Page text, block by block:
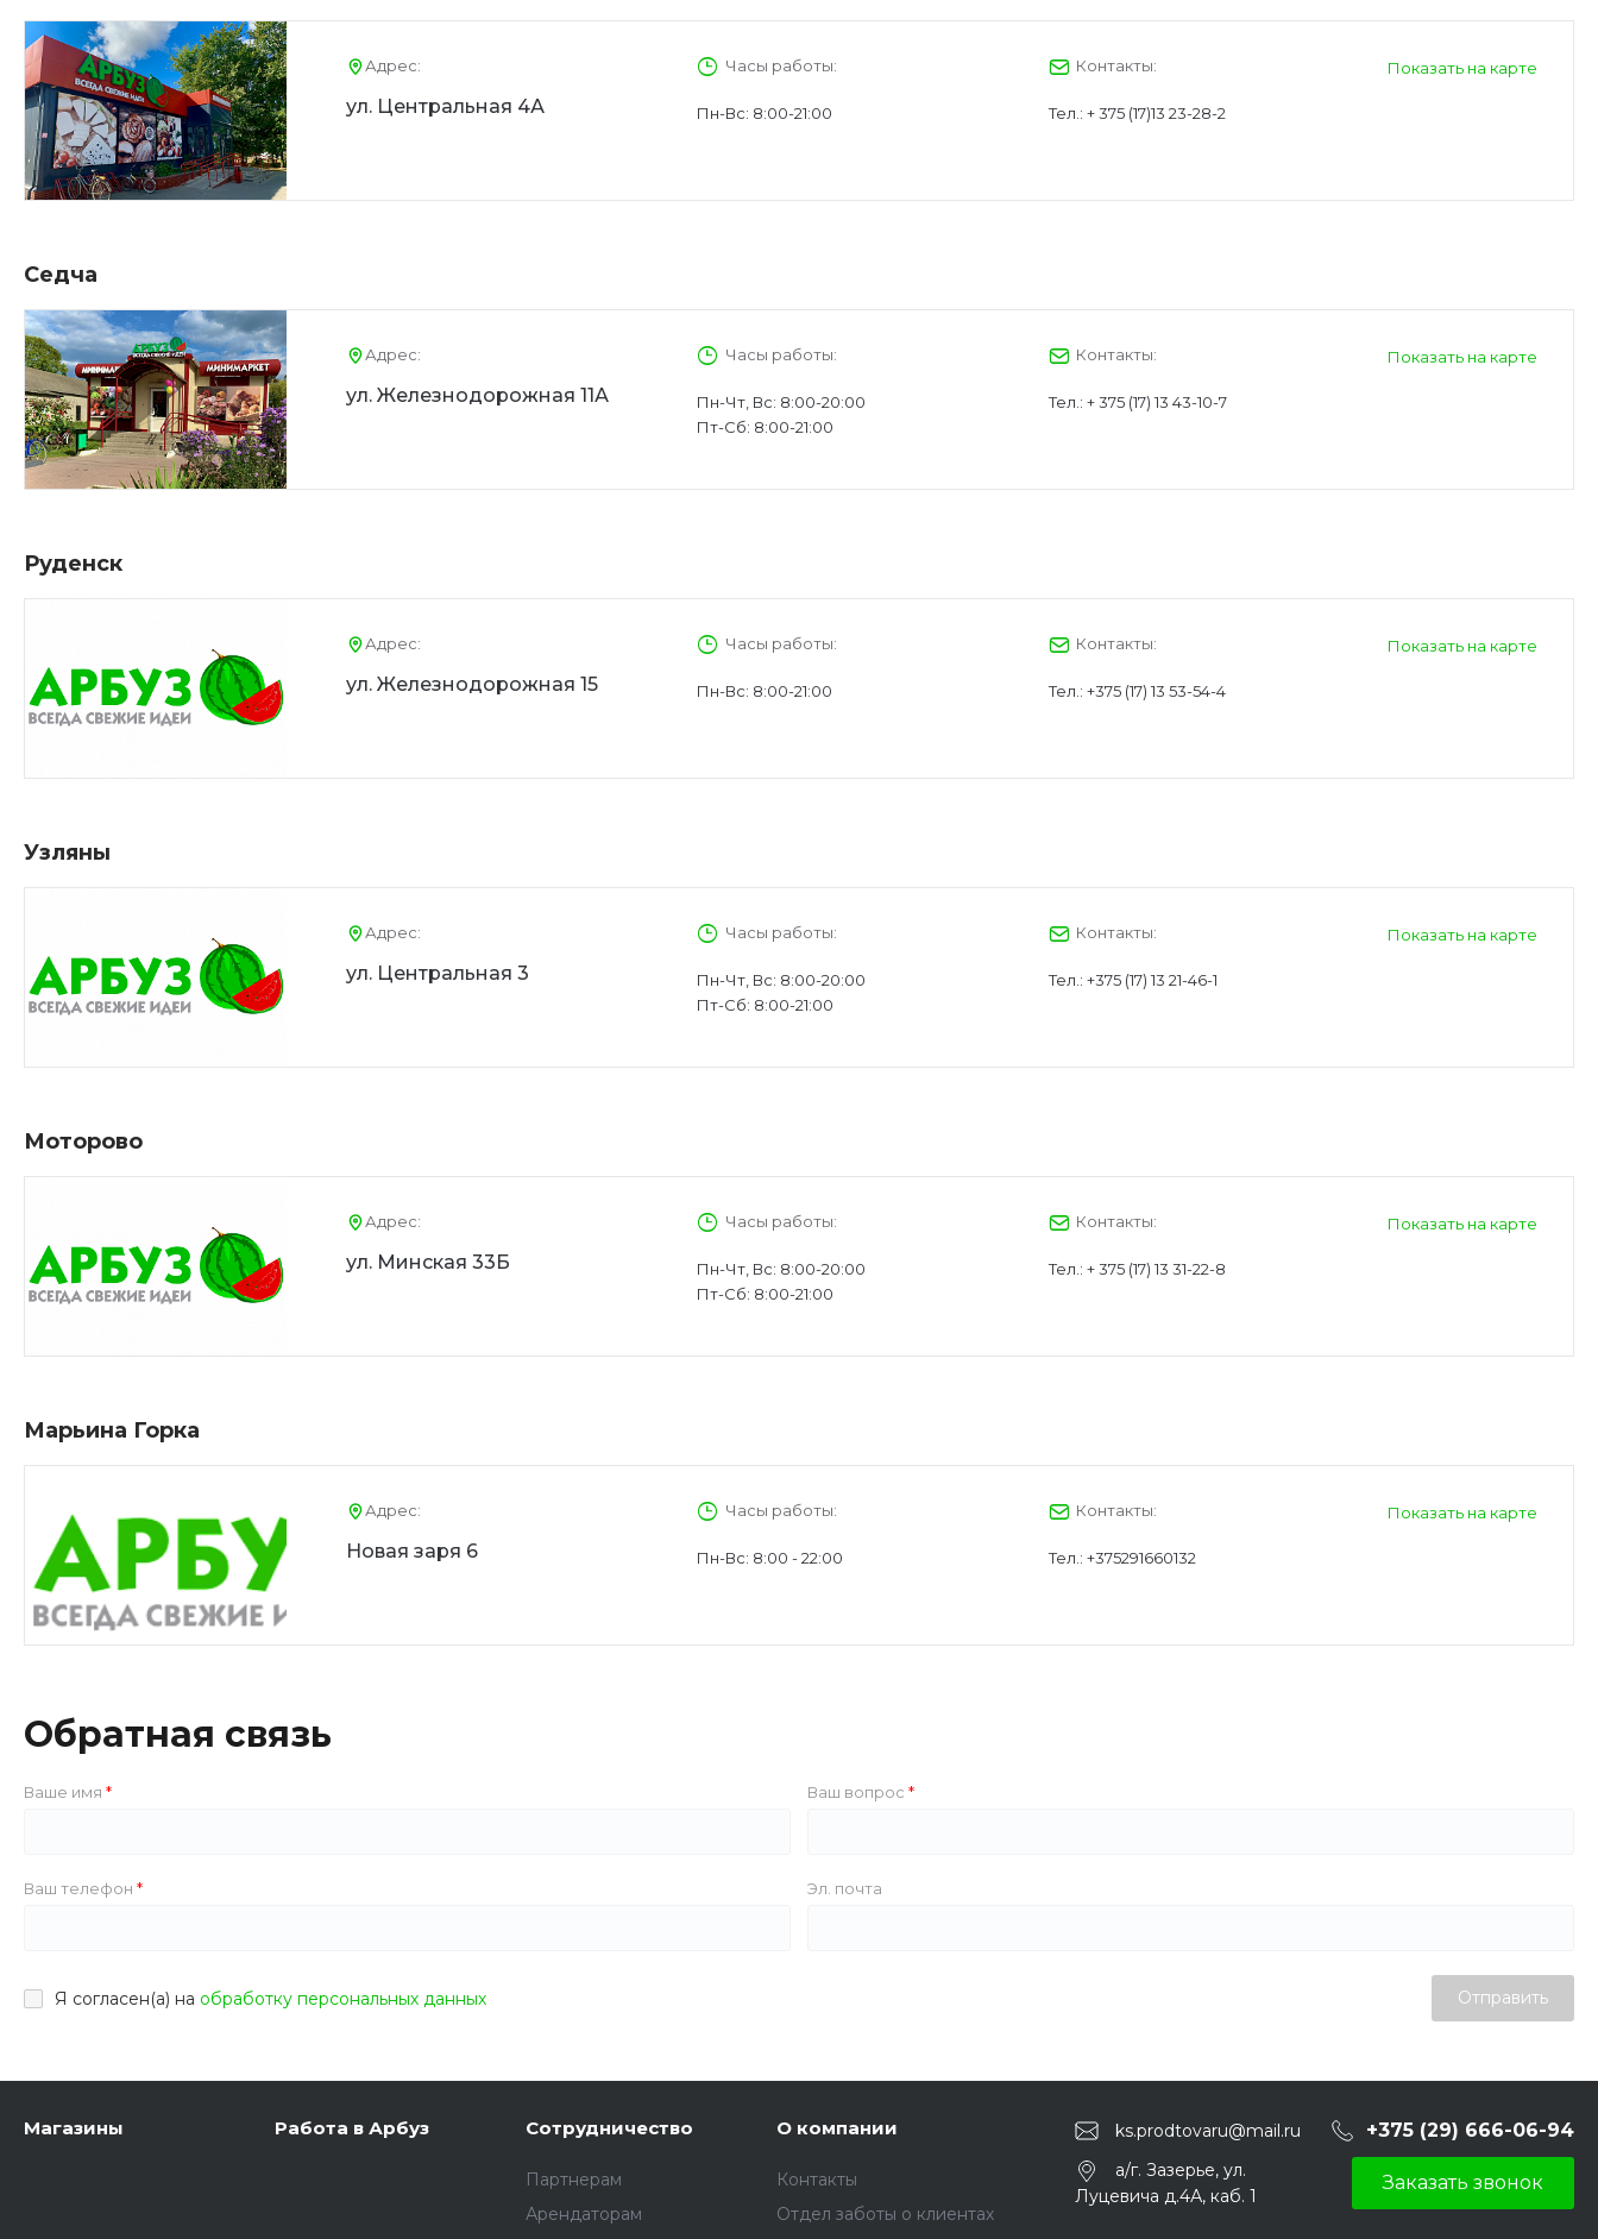
Адрес:
ул. Центральная 4А
Часы работы:
Пн-Вс: 8:00-21:00
Контакты:
Тел.: + 375 (17)13 23-28-2
Показать на карте
Седча
Адрес:
ул. Железнодорожная 11А
Часы работы:
Пн-Чт, Вс: 8:00-20:00
Пт-Сб: 8:00-21:00
Контакты:
Тел.: + 375 (17) 13 43-10-7
Показать на карте
Руденск
Адрес:
ул. Железнодорожная 15
Часы работы:
Пн-Вс: 8:00-21:00
Контакты:
Тел.: +375 (17) 13 53-54-4
Показать на карте
Узляны
Адрес:
ул. Центральная 3
Часы работы:
Пн-Чт, Вс: 8:00-20:00
Пт-Сб: 8:00-21:00
Контакты:
Тел.: +375 (17) 13 21-46-1
Показать на карте
Моторово
Адрес:
ул. Минская 33Б
Часы работы:
Пн-Чт, Вс: 8:00-20:00
Пт-Сб: 8:00-21:00
Контакты:
Тел.: + 375 (17) 13 31-22-8
Показать на карте
Марьина Горка
Адрес:
Новая заря 6
Часы работы:
Пн-Вс: 8:00 - 22:00
Контакты:
Тел.: +375291660132
Показать на карте
Обратная связь
Ваше имя Ваш вопрос
Ваш телефон Эл. почта
Я согласен(а) на обработку персональных данных Отправить
Магазины Работа в Арбуз Сотрудничество
Партнерам
Арендаторам
О компании
Контакты
Отдел заботы о клиентах
ks.prodtovaru@mail.ru +375 (29) 666-06-94
а/г. Зазерье, ул.
Луцевича д.4А, каб. 1
Заказать звонок